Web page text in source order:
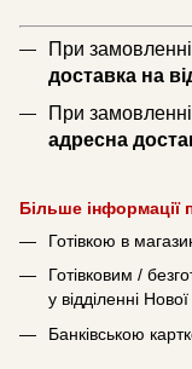
При замовленні
доставка на
При замовленні
адресна
Більше інформації
Готівкою в
Готівковим /
у відділенні
Банківською